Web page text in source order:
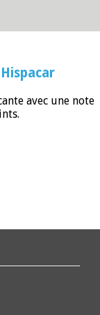
Hispacar
avec une note